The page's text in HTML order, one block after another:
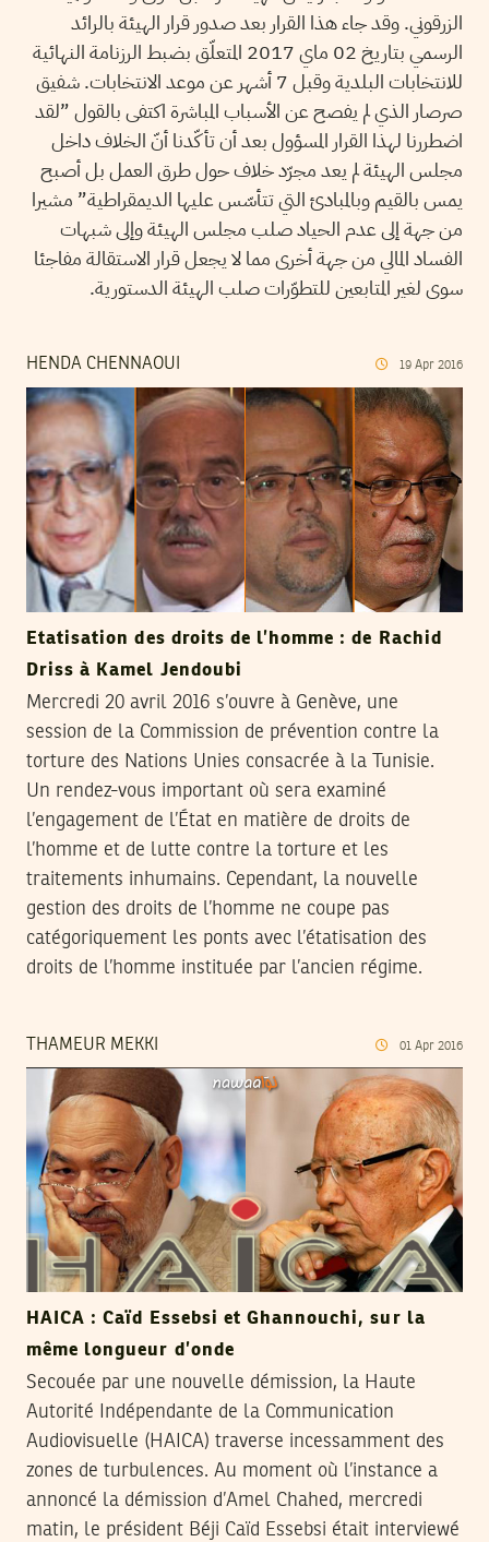
الزرقوني. وقد جاء هذا القرار بعد صدور قرار الهيئة بالرائد
الرسمي بتاريخ 02 ماي 2017 المتعلّق بضبط الرزنامة النهائية
للانتخابات البلدية وقبل 7 أشهر عن موعد الانتخابات. شفيق
صرصار الذي لم يفصح عن الأسباب المباشرة اكتفى بالقول ”لقد
اضطررنا لهذا القرار المسؤول بعد أن تأكّدنا أنّ الخلاف داخل
مجلس الهيئة لم يعد مجرّد خلاف حول طرق العمل بل أصبح
يمس بالقيم وبالمبادئ التي تتأسّس عليها الديمقراطية” مشيرا
من جهة إلى عدم الحياد صلب مجلس الهيئة وإلى شبهات
الفساد المالي من جهة أخرى مما لا يجعل قرار الاستقالة مفاجئا
سوى لغير المتابعين للتطوّرات صلب الهيئة الدستورية.
HENDA CHENNAOUI 19 Apr 2016
Etatisation des droits de l’homme : de Rachid
Driss à Kamel Jendoubi
Mercredi 20 avril 2016 s’ouvre à Genève, une
session de la Commission de prévention contre la
torture des Nations Unies consacrée à la Tunisie.
Un rendez-vous important où sera examiné
l’engagement de l’État en matière de droits de
l’homme et de lutte contre la torture et les
traitements inhumains. Cependant, la nouvelle
gestion des droits de l’homme ne coupe pas
catégoriquement les ponts avec l’étatisation des
droits de l’homme instituée par l’ancien régime.
THAMEUR MEKKI 01 Apr 2016
HAICA : Caïd Essebsi et Ghannouchi, sur la
même longueur d’onde
Secouée par une nouvelle démission, la Haute
Autorité Indépendante de la Communication
Audiovisuelle (HAICA) traverse incessamment des
zones de turbulences. Au moment où l’instance a
annoncé la démission d’Amel Chahed, mercredi
matin, le président Béji Caïd Essebsi était interviewé